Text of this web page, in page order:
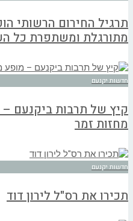
תרגיל החירום הרשותי
מתורגלת ומשתפרת כל
חדשות יקנעם
מחזות זמר
חדשות יקנעם
תכירו את רס"ל לירון דוד